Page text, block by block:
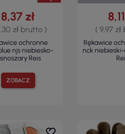
ZOBACZ
8,37 zł
zł brutto )
ochronne
njs niebiesko-
Reis
( 9,97
Rękawice
nck